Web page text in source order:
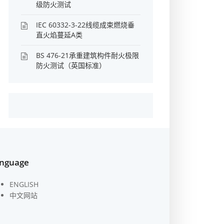
级防火测试
IEC 60332-3-22线缆成束燃烧垂
直火焰蔓延A类
BS 476-21承重建筑构件耐火极限
防火测试（英国标准）
ENGLISH
中文网站